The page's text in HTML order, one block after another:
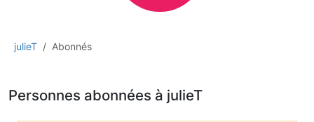
julieT Abonnés
Personnes abonnées à julieT